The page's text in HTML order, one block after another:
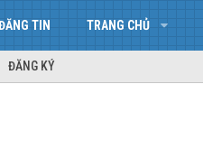
TIN TRANG CHỦ
ĐĂNG KÝ